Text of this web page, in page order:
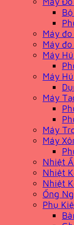
Máy
Máy
Máy
Máy
Máy
Máy
Máy
Nhiệt
Nhiệt
Nhiệt
Ống
Phụ